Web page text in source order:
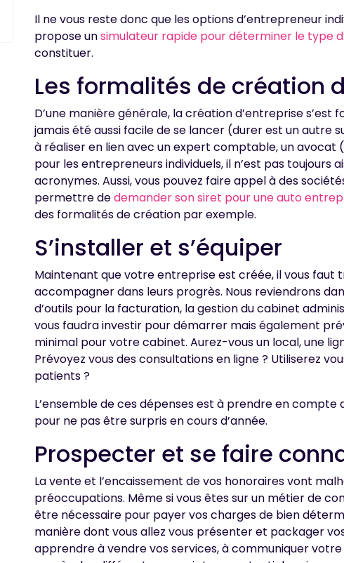
Il ne vous reste donc que les options d’entrepreneur
propose unsimulateur rapide pour déterminer le type
constituer.
Les formalités de création
D’une manière générale, la création d’entreprise s’est
jamais été aussi facile de se lancer (durer est un autre
à réaliser en lien avec un expert comptable, un avocat
pour les entrepreneurs individuels, il n’est pas toujours
acronymes. Aussi, vous pouvez faire appel à des
permettre dedemander son siret pour une auto
des formalités de création par exemple.
S’installer et s’équiper
Maintenant que votre entreprise est créée, il vous faut
accompagner dans leurs progrès. Nous reviendrons
d’outils pour la facturation, la gestion du cabinet
vous faudra investir pour démarrer mais également
minimal pour votre cabinet. Aurez-vous un local, une
Prévoyez vous des consultations en ligne ? Utiliserez
patients ?
L’ensemble de ces dépenses est à prendre en compte
pour ne pas être surpris en cours d’année.
Prospecter et se faire
La vente et l’encaissement de vos honoraires vont
préoccupations. Même si vous êtes sur un métier de
être nécessaire pour payer vos charges de bien
manière dont vous allez vous présenter et packager
apprendre à vendre vos services, à communiquer